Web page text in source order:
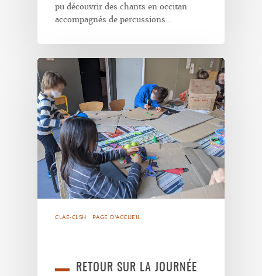
pu découvrir des chants en occitan
accompagnés de percussions…
CLAE-CLSH PAGE D'ACCUEIL
RETOUR SUR LA JOURNÉE